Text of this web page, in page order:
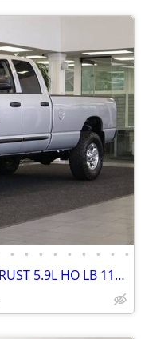
• • • • • • • • •
2006 DODGE RAM 3500 SLT 4X4 0-RUST 5.9L HO LB 117K 2500 2007 2005 2004